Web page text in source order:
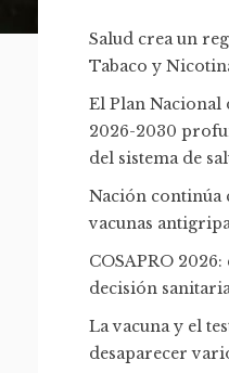
Salud crea un
Tabaco y
El Plan Nacional
2026-2030
del sistema de
Nación continúa
vacunas
COSAPRO
decisión
La vacuna y el
desaparecer